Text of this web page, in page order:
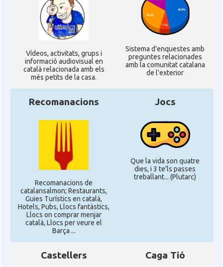
Ví­deos, activitats, grups i
informació audiovisual en
català relacionada amb els
més petits de la casa.
Sistema d'enquestes amb
preguntes relacionades
amb la comunitat catalana
de l'exterior
Recomanacions
Recomanacions de
catalansalmon; Restaurants,
Guies Turístics en català,
Hotels, Pubs, Llocs fantàstics,
Llocs on comprar menjar
català, Llocs per veure el
Barça ...
Jocs
Que la vida son quatre
dies, i 3 te'ls passes
treballant... (Plutarc)
Castellers Caga Tió